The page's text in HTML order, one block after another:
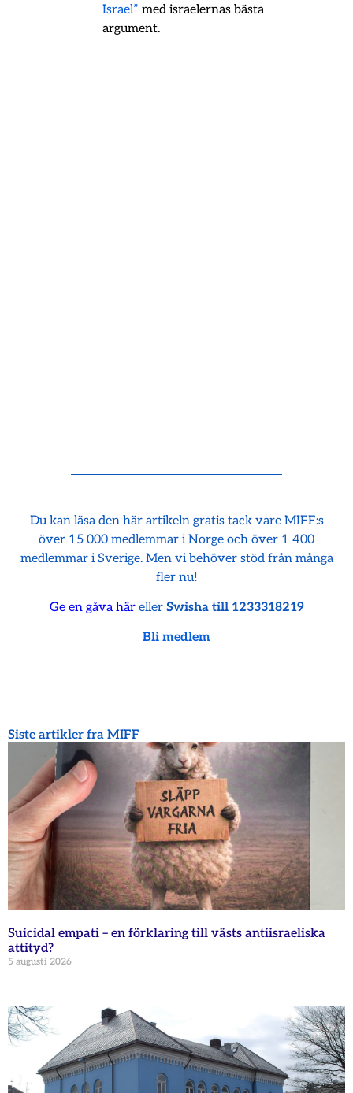
Israel” med israelernas bästa
argument.
Du kan läsa den här artikeln gratis tack vare MIFF:s
över 15 000 medlemmar i Norge och över 1 400
medlemmar i Sverige. Men vi behöver stöd från många
fler nu!
Ge en gåva häreller Swisha till 1233318219
Bli medlem
Siste artikler fra MIFF
Suicidal empati – en förklaring till västs antiisraeliska
attityd?
5 augusti 2026